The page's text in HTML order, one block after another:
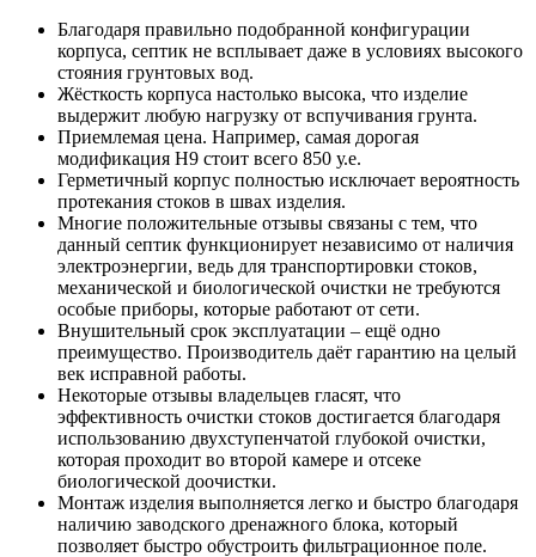
Благодаря правильно подобранной конфигурации
корпуса, септик не всплывает даже в условиях высокого
стояния грунтовых вод.
Жёсткость корпуса настолько высока, что изделие
выдержит любую нагрузку от вспучивания грунта.
Приемлемая цена. Например, самая дорогая
модификация Н9 стоит всего 850 у.е.
Герметичный корпус полностью исключает вероятность
протекания стоков в швах изделия.
Многие положительные отзывы связаны с тем, что
данный септик функционирует независимо от наличия
электроэнергии, ведь для транспортировки стоков,
механической и биологической очистки не требуются
особые приборы, которые работают от сети.
Внушительный срок эксплуатации – ещё одно
преимущество. Производитель даёт гарантию на целый
век исправной работы.
Некоторые отзывы владельцев гласят, что
эффективность очистки стоков достигается благодаря
использованию двухступенчатой глубокой очистки,
которая проходит во второй камере и отсеке
биологической доочистки.
Монтаж изделия выполняется легко и быстро благодаря
наличию заводского дренажного блока, который
позволяет быстро обустроить фильтрационное поле.